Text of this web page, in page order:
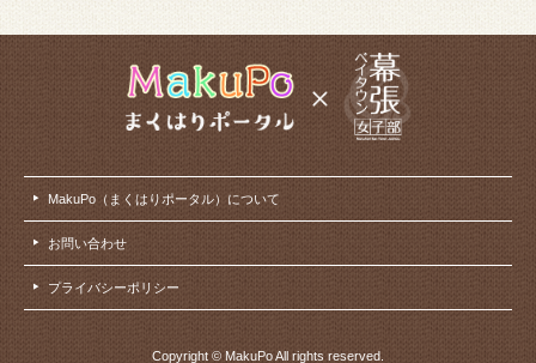
MakuPo（まくはりポータル）について
お問い合わせ
プライバシーポリシー
Copyright © MakuPo All rights reserved.